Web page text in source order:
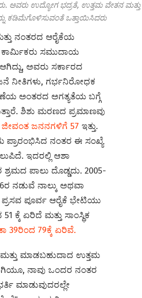
ಅವರು ಉದ್ಯೋಗ ಭದ್ರತೆ, ಉತ್ತಮ ವೇತನ ಮತ್ತು
ಕಡಿಮೆಗೊಳಿಸುವಂತೆ ಒತ್ತಾಯಿಸಿದರು
ನಂತರದ ಆರೈಕೆಯ
ಕಾರ್ಮಿಕರು ಸಮುದಾಯ
ಅವರು ಸರ್ಕಾರದ
ನೀತಿಗಳು, ಗರ್ಭನಿರೋಧಕ
ಅಂತರದ ಅಗತ್ಯತೆಯ ಬಗ್ಗೆ
ಶಿಶು ಮರಣದ ಪ್ರಮಾಣವು
ಜೀವಂತ ಜನನಗಳಿಗೆ 57ಇತ್ತು.
ಪ್ರಾರಂಭಿಸಿದ ನಂತರ ಈ ಸಂಖ್ಯೆ
ಇದರಲ್ಲಿ ಆಶಾ
ಪಾಲು ದೊಡ್ಡದು. 2005-
ನಡುವೆ ನಾಲ್ಕು ಅಥವಾ
ಪ್ರಸವ ಪೂರ್ವ ಆರೈಕೆ ಭೇಟಿಯು
ಕ್ಕೆ ಏರಿದೆ ಮತ್ತು ಸಾಂಸ್ಥಿಕ
39ರಿಂದ 79ಕ್ಕೆ ಏರಿವೆ.
ಮಾಡಬಹುದಾದ ಉತ್ತಮ
ನಾವು ಒಂದರ ನಂತರ
ಮಾಡುವುದರಲ್ಲೇ